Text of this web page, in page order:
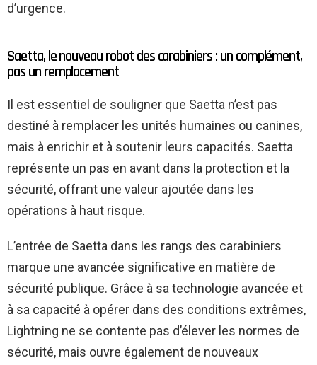
d’urgence.
Saetta, le nouveau robot des carabiniers : un complément,
pas un remplacement
Il est essentiel de souligner que Saetta n’est pas
destiné à remplacer les unités humaines ou canines,
mais à enrichir et à soutenir leurs capacités. Saetta
représente un pas en avant dans la protection et la
sécurité, offrant une valeur ajoutée dans les
opérations à haut risque.
L’entrée de Saetta dans les rangs des carabiniers
marque une avancée significative en matière de
sécurité publique. Grâce à sa technologie avancée et
à sa capacité à opérer dans des conditions extrêmes,
Lightning ne se contente pas d’élever les normes de
sécurité, mais ouvre également de nouveaux